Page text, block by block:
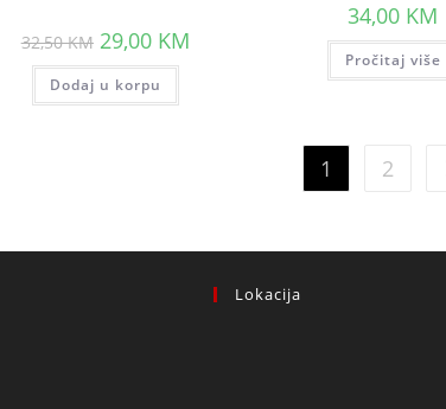
32,50KM Original
price
was:
32,50 KM.
29,00 KMCurrent
price
Dodaj u korpu
34,00 KM
Pročitaj više
1 2
Lokacija